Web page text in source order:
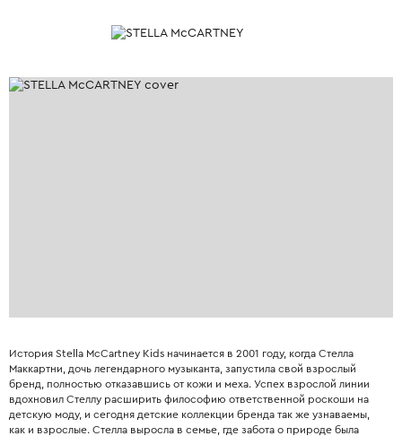
История Stella McCartney Kids начинается в 2001 году, когда Стелла
Маккартни, дочь легендарного музыканта, запустила свой взрослый
бренд, полностью отказавшись от кожи и меха. Успех взрослой линии
вдохновил Стеллу расширить философию ответственной роскоши на
детскую моду, и сегодня детские коллекции бренда так же узнаваемы,
как и взрослые. Стелла выросла в семье, где забота о природе была